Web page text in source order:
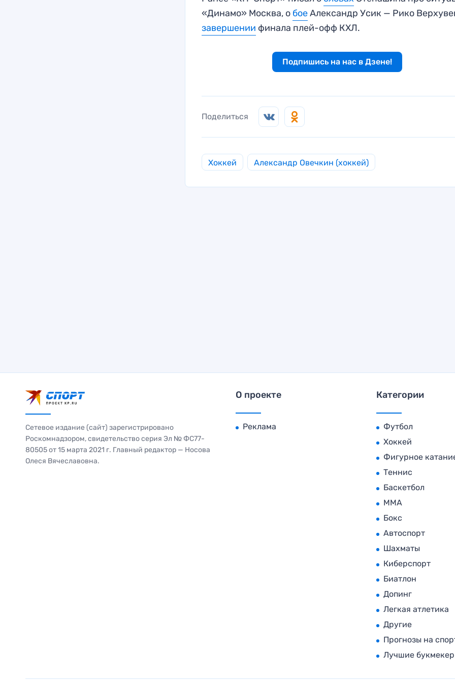
«Динамо» Москва, о боеАлександр Усик — Рико
завершении финала плей-офф КХЛ.
Подпишись на нас в Дзене!
Поделиться
Хоккей Александр Овечкин (хоккей)
Сетевое издание (сайт) зарегистрировано
Роскомнадзором, свидетельство серия Эл № ФС77-
80505 от 15 марта 2021 г. Главный редактор — Носова
Олеся Вячеславовна.
О проекте
Реклама
Категории
Футбол
Хоккей
Фигурное
Теннис
Баскетбол
MMA
Бокс
Автоспорт
Шахматы
Киберспорт
Биатлон
Допинг
Легкая атлетика
Другие
Прогнозы на
Лучшие